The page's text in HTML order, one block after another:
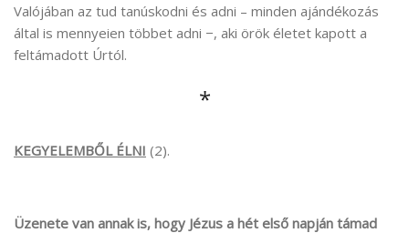
Valójában az tud tanúskodni és adni – minden ajándékozás
által is mennyeien többet adni −, aki örök életet kapott a
feltámadott Úrtól.
*
KEGYELEMBŐL ÉLNI (2).
Üzenete van annak is, hogy Jézus a hét első napján támad